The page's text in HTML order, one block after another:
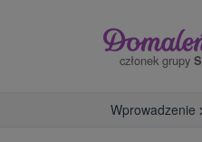
członek grupy
Wprowadzenie